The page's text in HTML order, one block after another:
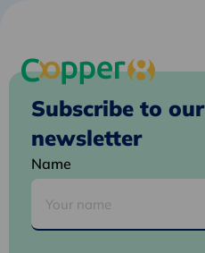
Subscribe to our
newsletter
Name